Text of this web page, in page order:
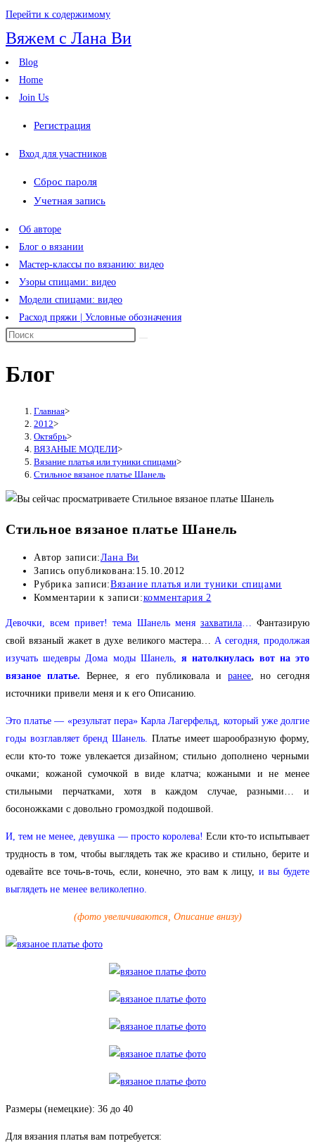
Перейти к содержимому
Вяжем с Лана Ви
Blog
Home
Join Us
Регистрация
Вход для участников
Сброс пароля
Учетная запись
Об авторе
Блог о вязании
Мастер-классы по вязанию: видео
Узоры спицами: видео
Модели спицами: видео
Расход пряжи | Условные обозначения
Блог
Главная>
2012>
Октябрь>
ВЯЗАНЫЕ МОДЕЛИ>
Вязание платья или туники спицами>
Стильное вязаное платье Шанель
Стильное вязаное платье Шанель
Автор записи:Лана Ви
Запись опубликована: 15.10.2012
Рубрика записи:Вязание платья или туники спицами
Комментарии к записи:комментария 2
Девочки, всем привет! тема Шанель меня захватила… Фантазирую
свой вязаный жакет в духе великого мастера… А сегодня, продолжая
изучать шедевры Дома моды Шанель,я натолкнулась вот на это
вязаное платье. Вернее, я его публиковала и ранее, но сегодня
источники привели меня и к его Описанию.
Это платье — «результат пера» Карла Лагерфельд, который уже долгие
годы возглавляет бренд Шанель. Платье имеет шарообразную форму,
если кто-то тоже увлекается дизайном; стильно дополнено черными
очками; кожаной сумочкой в виде клатча; кожаными и не менее
стильными перчатками, хотя в каждом случае, разными… и
босоножками с довольно громоздкой подошвой.
И, тем не менее, девушка — просто королева! Если кто-то испытывает
трудность в том, чтобы выглядеть так же красиво и стильно, берите и
одевайте все точь-в-точь, если, конечно, это вам к лицу, и вы будете
выглядеть не менее великолепно.
(фото увеличиваются, Описание внизу)
Размеры (немецкие): 36 до 40
Для вязания платья вам потребуется: